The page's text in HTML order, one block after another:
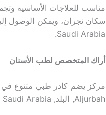
مناسب للعلاجات الأساسية
Saudi Arabia.
أراك المتخصص لطب الأسنان
Aljurbah, البلد, Najran Saudi Arabia.